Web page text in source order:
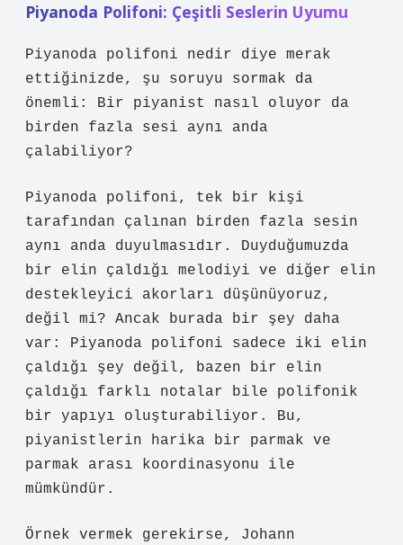
Piyanoda Polifoni: Çeşitli Seslerin Uyumu
Piyanoda polifoni nedir diye merak
ettiğinizde, şu soruyu sormak da
önemli: Bir piyanist nasıl oluyor da
birden fazla sesi aynı anda
çalabiliyor?
Piyanoda polifoni, tek bir kişi
tarafından çalınan birden fazla sesin
aynı anda duyulmasıdır. Duyduğumuzda
bir elin çaldığı melodiyi ve diğer elin
destekleyici akorları düşünüyoruz,
değil mi? Ancak burada bir şey daha
var: Piyanoda polifoni sadece iki elin
çaldığı şey değil, bazen bir elin
çaldığı farklı notalar bile polifonik
bir yapıyı oluşturabiliyor. Bu,
piyanistlerin harika bir parmak ve
parmak arası koordinasyonu ile
mümkündür.
Örnek vermek gerekirse, Johann